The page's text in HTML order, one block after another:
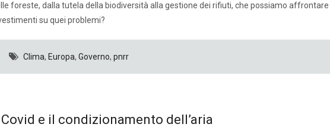
foreste, dalla tutela della biodiversità alla gestione dei rifiuti, che possiamo
su quei problemi?
Clima, Europa, Governo, pnrr
e il condizionamento dell’aria